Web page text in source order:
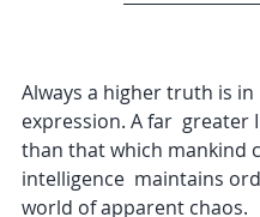
Always a higher truth is in
expression. A far  greater
than that which mankind
intelligence  maintains
world of apparent chaos.